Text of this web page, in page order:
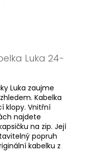
Luka 24-
Luka zaujme
Kabelka
klopy. Vnitřní
najdete
na zip. Její
popruh
kabelku z